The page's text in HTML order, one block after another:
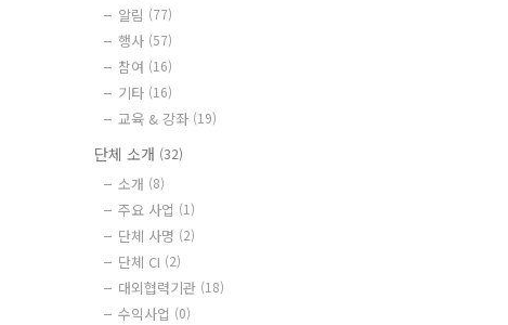
알림 (77)
행사 (57)
참여 (16)
기타 (16)
교육 & 강좌 (19)
단체 소개 (32)
소개 (8)
주요 사업 (1)
단체 사명 (2)
단체 CI (2)
대외협력기관 (18)
수익사업 (0)